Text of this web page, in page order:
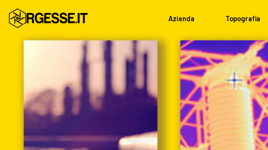
Azienda Topografia